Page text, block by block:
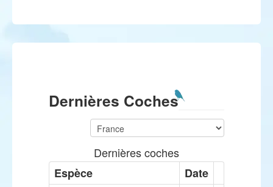
Dernières Coches
Dernières coches
Espèce
Date